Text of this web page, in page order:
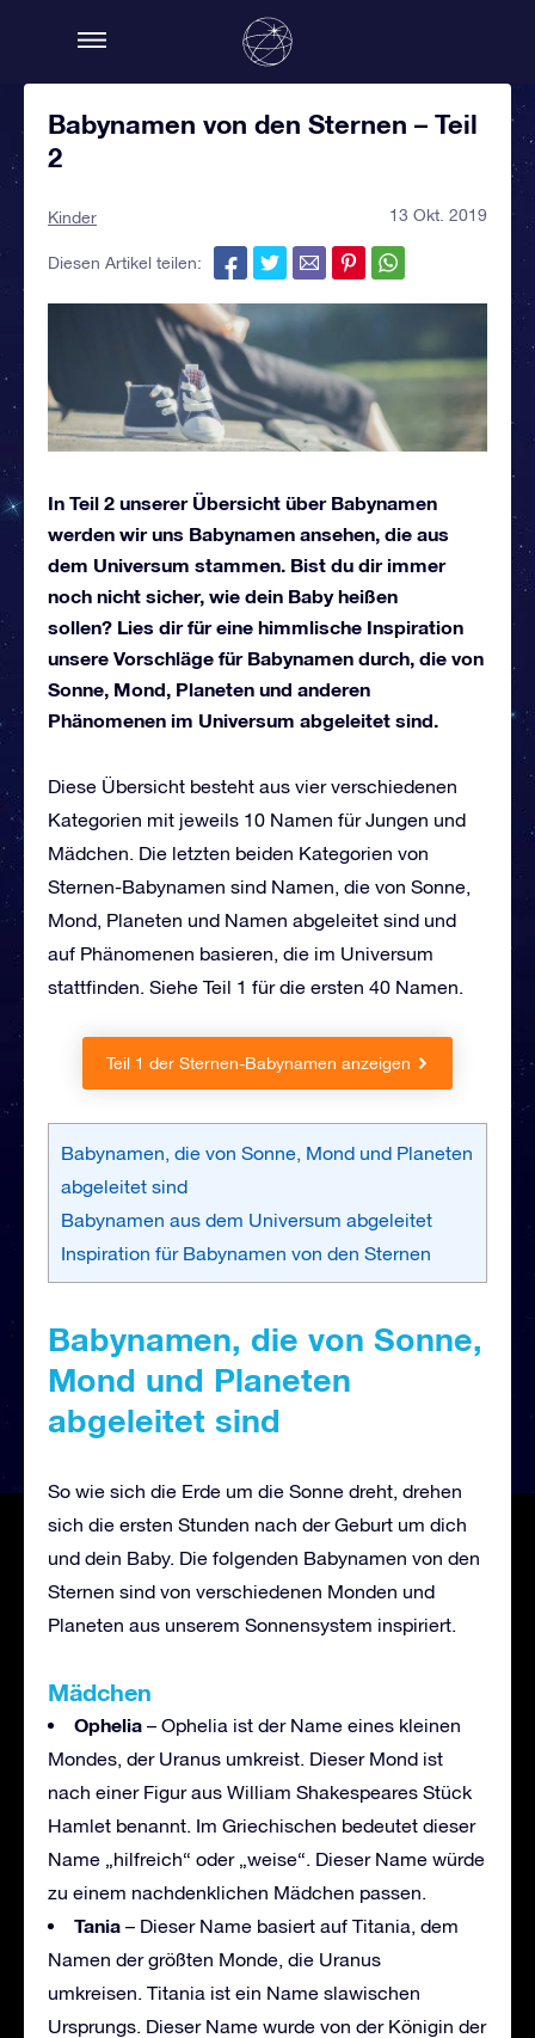
Babynamen von den Sternen – Teil
2
Kinder 13 Okt. 2019
Diesen Artikel teilen:
In Teil 2 unserer Übersicht über Babynamen
werden wir uns Babynamen ansehen, die aus
dem Universum stammen. Bist du dir immer
noch nicht sicher, wie dein Baby heißen
sollen? Lies dir für eine himmlische Inspiration
unsere Vorschläge für Babynamen durch, die von
Sonne, Mond, Planeten und anderen
Phänomenen im Universum abgeleitet sind.
Diese Übersicht besteht aus vier verschiedenen
Kategorien mit jeweils 10 Namen für Jungen und
Mädchen. Die letzten beiden Kategorien von
Sternen-Babynamen sind Namen, die von Sonne,
Mond, Planeten und Namen abgeleitet sind und
auf Phänomenen basieren, die im Universum
stattfinden. Siehe Teil 1 für die ersten 40 Namen.
Teil 1 der Sternen-Babynamen anzeigen
Babynamen, die von Sonne, Mond und Planeten
abgeleitet sind
Babynamen aus dem Universum abgeleitet
Inspiration für Babynamen von den Sternen
Babynamen, die von Sonne,
Mond und Planeten
abgeleitet sind
So wie sich die Erde um die Sonne dreht, drehen
sich die ersten Stunden nach der Geburt um dich
und dein Baby. Die folgenden Babynamen von den
Sternen sind von verschiedenen Monden und
Planeten aus unserem Sonnensystem inspiriert.
Mädchen
Ophelia – Ophelia ist der Name eines kleinen
Mondes, der Uranus umkreist. Dieser Mond ist
nach einer Figur aus William Shakespeares Stück
Hamlet benannt. Im Griechischen bedeutet dieser
Name „hilfreich“ oder „weise“. Dieser Name würde
zu einem nachdenklichen Mädchen passen.
Tania – Dieser Name basiert auf Titania, dem
Namen der größten Monde, die Uranus
umkreisen. Titania ist ein Name slawischen
Ursprungs. Dieser Name wurde von der Königin der